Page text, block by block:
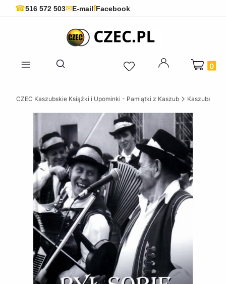
☎516 572 503✉E-mailfFacebook
Otwórz wyszukiwarkę
Produkty
CZEC Kaszubskie Książki i Upominki - Pamiątki z Kaszub Kaszubskie